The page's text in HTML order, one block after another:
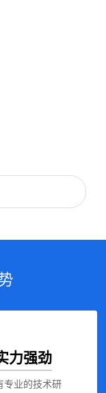
力强劲
专业的技术研